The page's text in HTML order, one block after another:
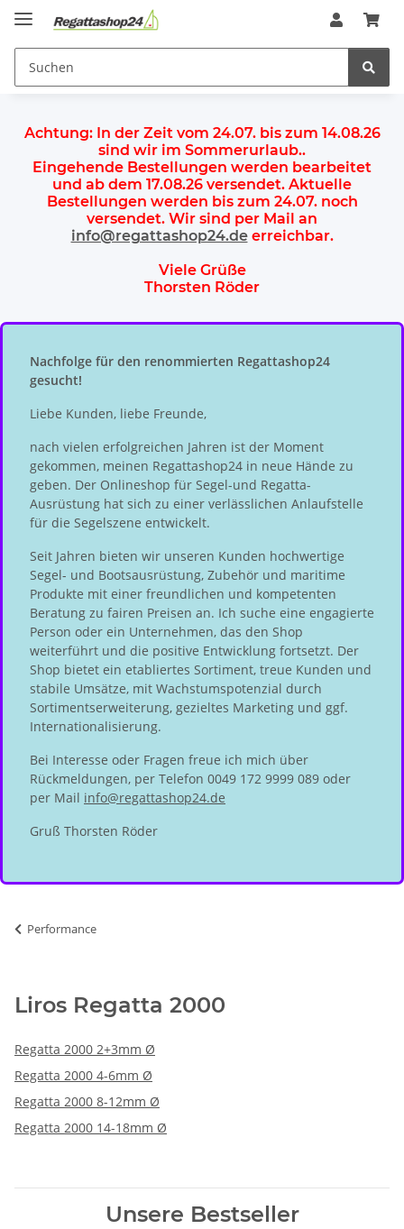
Achtung: In der Zeit vom 24.07. bis zum 14.08.26
sind wir im Sommerurlaub..
Eingehende Bestellungen werden bearbeitet
und ab dem 17.08.26 versendet. Aktuelle
Bestellungen werden bis zum 24.07.noch
versendet. Wir sind per Mail an
info@regattashop24.deerreichbar.
Viele Grüße
Thorsten Röder
Nachfolge für den renommierten Regattashop24
gesucht!
Liebe Kunden, liebe Freunde,
nach vielen erfolgreichen Jahren ist der Moment
gekommen, meinen Regattashop24 in neue Hände zu
geben. Der Onlineshop für Segel-und Regatta-
Ausrüstung hat sich zu einer verlässlichen Anlaufstelle
für die Segelszene entwickelt.
Seit Jahren bieten wir unseren Kunden hochwertige
Segel- und Bootsausrüstung, Zubehör und maritime
Produkte mit einer freundlichen und kompetenten
Beratung zu fairen Preisen an. Ich suche eine engagierte
Person oder ein Unternehmen, das den Shop
weiterführt und die positive Entwicklung fortsetzt. Der
Shop bietet ein etabliertes Sortiment, treue Kunden und
stabile Umsätze, mit Wachstumspotenzial durch
Sortimentserweiterung, gezieltes Marketing und ggf.
Internationalisierung.
Bei Interesse oder Fragen freue ich mich über
Rückmeldungen, per Telefon 0049 172 9999 089 oder
per Mail info@regattashop24.de
Gruß Thorsten Röder
Performance
Liros Regatta 2000
Regatta 2000 2+3mm Ø
Regatta 2000 4-6mm Ø
Regatta 2000 8-12mm Ø
Regatta 2000 14-18mm Ø
Unsere Bestseller